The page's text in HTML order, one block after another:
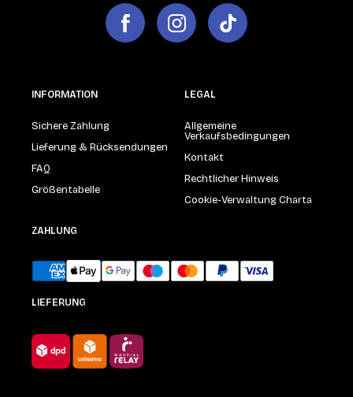
INFORMATION
Sichere Zahlung
Lieferung & Rücksendungen
FAQ
Größentabelle
LEGAL
Allgemeine
Verkaufsbedingungen
Kontakt
Rechtlicher Hinweis
Cookie-Verwaltung Charta
ZAHLUNG
LIEFERUNG